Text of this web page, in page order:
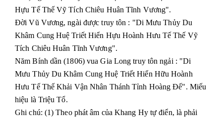
Hựu Tế Thế Vỹ Tích Chiêu Huân Tĩnh Vương".
Đời Vũ Vương, ngài được truy tôn : "Di Mưu Thủy Du
Khâm Cung Huệ Triết Hiển Hựu Hoành Hưu Tế Thế Vỹ
Tích Chiêu Huân Tĩnh Vương".
Năm Bính dần (1806) vua Gia Long truy tôn ngải : "Di
Mưu Thủy Du Khâm Cung Huệ Triết Hiển Hữu Hoành
Hưu Tế Thế Khải Vận Nhân Thánh Tỉnh Hoàng Đế". Miếu
hiệu là Triệu Tổ.
Ghi chú: (1) Theo phát âm của Khang Hy tự điển, là phải